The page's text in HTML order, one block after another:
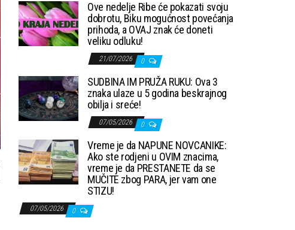
Ove nedelje Ribe će pokazati svoju
dobrotu, Biku mogućnost povećanja
prihoda, a OVAJ znak će doneti
veliku odluku!
21/07/2026 0
SUDBINA IM PRUŽA RUKU: Ova 3
znaka ulaze u 5 godina beskrajnog
obilja i sreće!
07/05/2026 0
Vreme je da NAPUNE NOVCANIKE:
Ako ste rodjeni u OVIM znacima,
vreme je da PRESTANETE da se
MUČITE zbog PARA, jer vam one
STIZU!
07/05/2026 0